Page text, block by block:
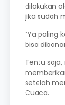
dilakukan
jika sudah
“Ya paling
bisa
Tentu
setelah
Cuaca.